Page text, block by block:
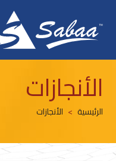
الأنجازات
الرئيسية الأنجازات